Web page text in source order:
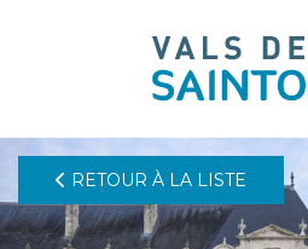
RETOUR À LA LISTE